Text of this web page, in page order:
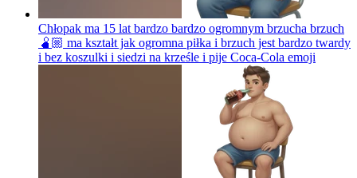
Chłopak ma 15 lat bardzo bardzo ogromnym brzucha brzuch
🫄🏼 ma kształt jak ogromna piłka i brzuch jest bardzo twardy
i bez koszulki i siedzi na krześle i pije Coca-Cola emoji